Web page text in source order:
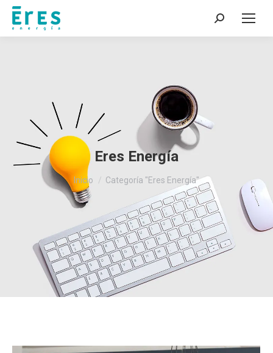
Buscar:
Eres Energía
Estás aquí:
Inicio Categoría "Eres Energía"